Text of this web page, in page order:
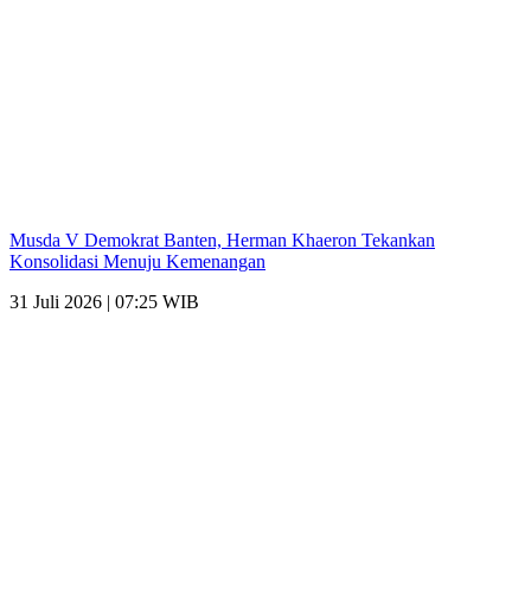
Musda V Demokrat Banten, Herman Khaeron Tekankan
Konsolidasi Menuju Kemenangan
31 Juli 2026 | 07:25 WIB